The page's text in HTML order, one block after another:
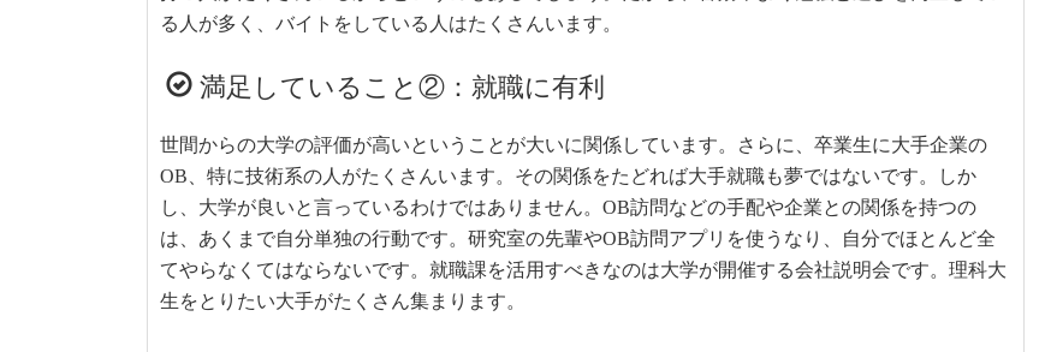
る人が多く、バイトをしている人はたくさんいます。
満足していること②：就職に有利
世間からの大学の評価が高いということが大いに関係しています。さらに、卒業生に大手企業の
OB、特に技術系の人がたくさんいます。その関係をたどれば大手就職も夢ではないです。しか
し、大学が良いと言っているわけではありません。OB訪問などの手配や企業との関係を持つの
は、あくまで自分単独の行動です。研究室の先輩やOB訪問アプリを使うなり、自分でほとんど全
てやらなくてはならないです。就職課を活用すべきなのは大学が開催する会社説明会です。理科大
生をとりたい大手がたくさん集まります。